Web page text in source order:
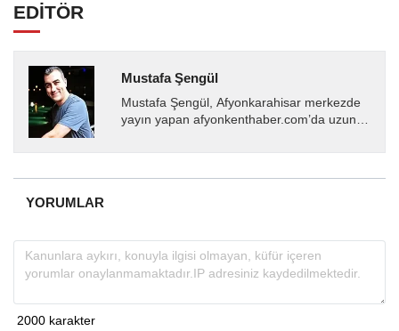
EDİTÖR
Mustafa Şengül
Mustafa Şengül, Afyonkarahisar merkezde
yayın yapan afyonkenthaber.com’da uzun
almakta, haber akışı...
YORUMLAR